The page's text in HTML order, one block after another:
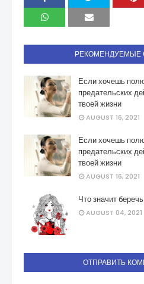
Если хочешь
предательских
твоей жизни
AUGUST 16, 2021
Если хочешь
предательских
твоей жизни
AUGUST 16, 2021
Что значит
AUGUST 04, 2021
ОТПРАВИТЬ